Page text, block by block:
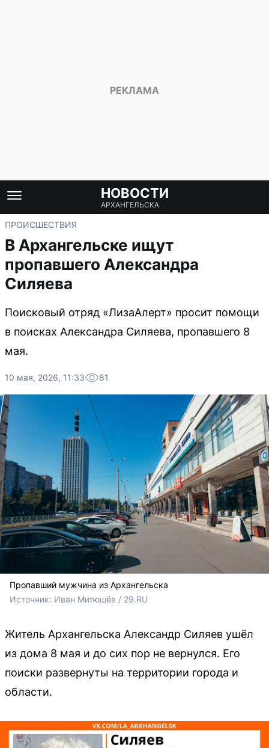
НОВОСТИ
АРХАНГЕЛЬСКА
ПРОИСШЕСТВИЯ
В Архангельске ищут
пропавшего Александра
Силяева
Поисковый отряд «ЛизаАлерт» просит помощи
в поисках Александра Силяева, пропавшего 8
мая.
10 мая, 2026, 11:33 81
Пропавший мужчина из Архангельска
Источник: Иван Митюшёв / 29.RU
Житель Архангельска Александр Силяев ушёл
из дома 8 мая и до сих пор не вернулся. Его
поиски развернуты на территории города и
области.